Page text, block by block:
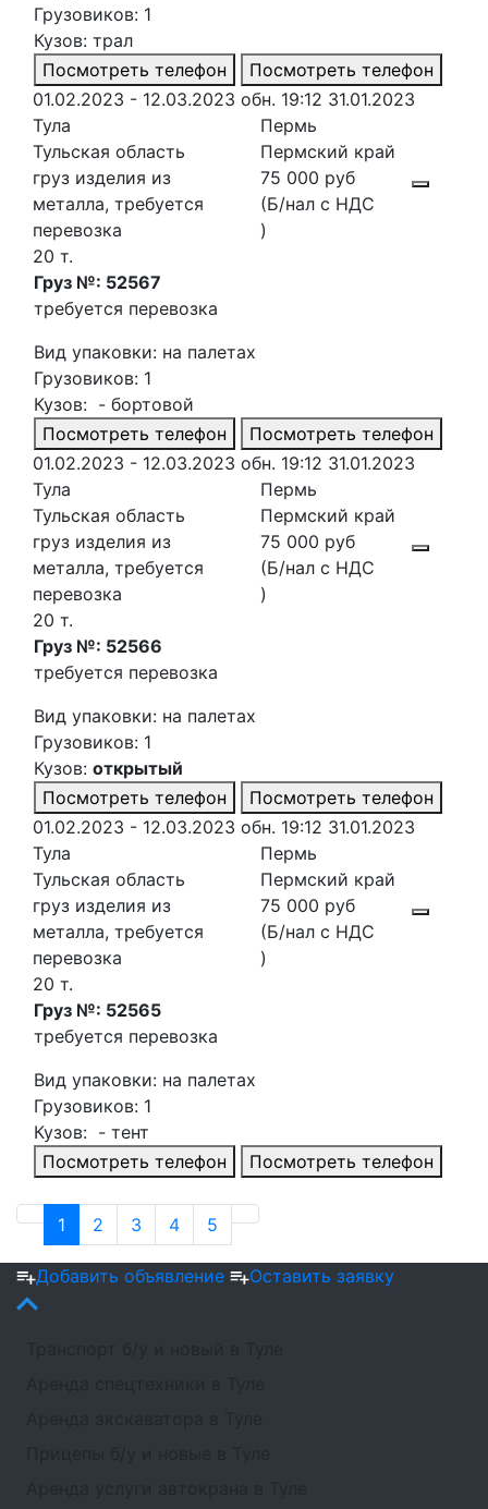
Грузовиков: 1
Кузов: трал
Посмотреть телефон
Посмотреть телефон
01.02.2023 - 12.03.2023 обн. 19:12 31.01.2023
Тула
Тульская область
Пермь
Пермский край
груз изделия из
металла, требуется
перевозка
20 т.
75 000 руб
(Б/нал с НДС
)
Груз №: 52567
требуется перевозка
Вид упаковки: на палетах
Грузовиков: 1
Кузов: - бортовой
Посмотреть телефон
Посмотреть телефон
01.02.2023 - 12.03.2023 обн. 19:12 31.01.2023
Тула
Тульская область
Пермь
Пермский край
груз изделия из
металла, требуется
перевозка
20 т.
75 000 руб
(Б/нал с НДС
)
Груз №: 52566
требуется перевозка
Вид упаковки: на палетах
Грузовиков: 1
Кузов: открытый
Посмотреть телефон
Посмотреть телефон
01.02.2023 - 12.03.2023 обн. 19:12 31.01.2023
Тула
Тульская область
Пермь
Пермский край
груз изделия из
металла, требуется
перевозка
20 т.
75 000 руб
(Б/нал с НДС
)
Груз №: 52565
требуется перевозка
Вид упаковки: на палетах
Грузовиков: 1
Кузов: - тент
Посмотреть телефон
Посмотреть телефон
1 2 3 4 5
Добавить объявление Оставить заявку